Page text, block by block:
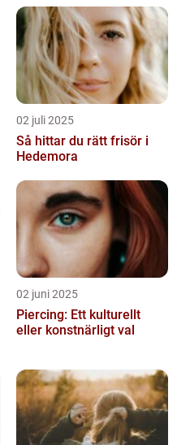
02 juli 2025
Så hittar du rätt frisör i
Hedemora
02 juni 2025
Piercing: Ett kulturellt
eller konstnärligt val